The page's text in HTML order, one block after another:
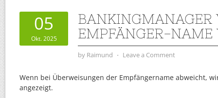
05
Okt. 2025
BANKINGMANAGER
EMPFÄNGER-NAME
by Raimund ⋅ Leave a Comment
Wenn bei Überweisungen der Empfängername abweicht,
angezeigt.